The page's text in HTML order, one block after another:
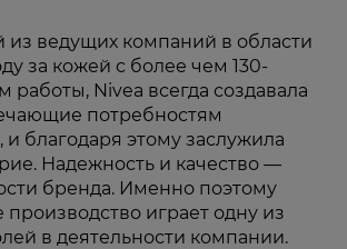
из ведущих компаний в области
за кожей с более чем 130-
работы, Nivea всегда создавала
потребностям
и благодаря этому заслужила
Надежность и качество —
бренда. Именно поэтому
производство играет одну из
в деятельности компании.